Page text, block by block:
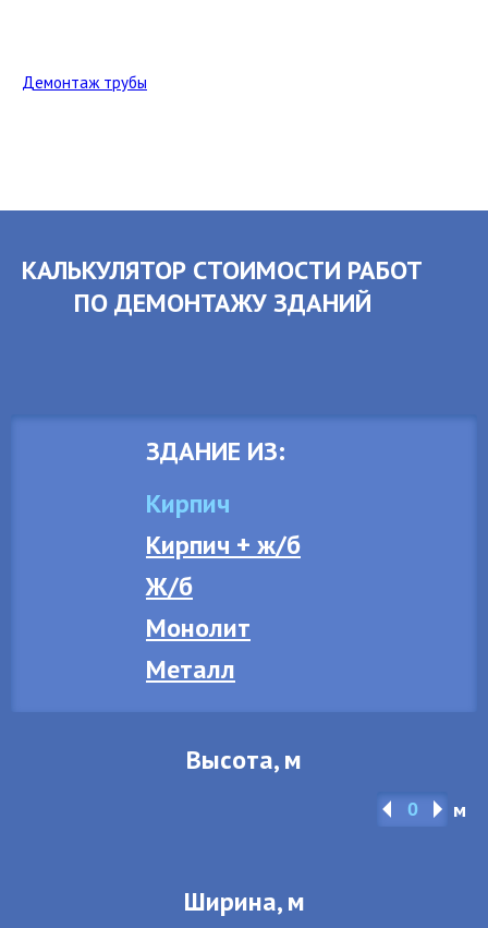
Демонтаж трубы
КАЛЬКУЛЯТОР СТОИМОСТИ РАБОТ
ПО ДЕМОНТАЖУ ЗДАНИЙ
ЗДАНИЕ ИЗ:
Кирпич
Кирпич + ж/б
Ж/б
Монолит
Металл
Высота, м
м
Ширина, м